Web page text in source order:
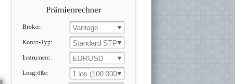
Prämienrechner
Broker: Vantage
Konto-Typ: Standard STP
Instrument: EURUSD
Losgröße: 1 los (100 000 un.)